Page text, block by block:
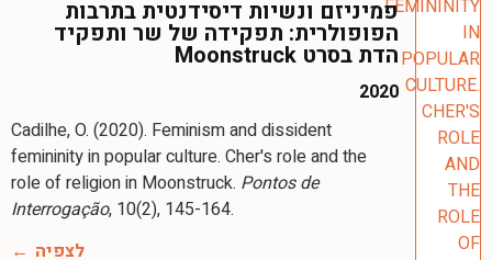
פמיניזם ונשיות דיסידנטית בתרבות
הפופולרית: תפקידה של שר ותפקיד
הדת בסרט Moonstruck
2020
Cadilhe, O. (2020). Feminism and dissident
femininity in popular culture. Cher's role and the
role of religion in Moonstruck. Pontos de
Interrogação, 10(2), 145-164.
לצפיה